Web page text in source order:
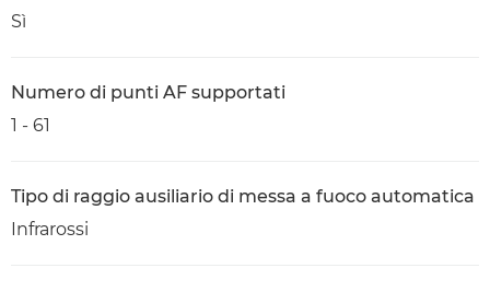
Sì
Numero di punti AF supportati
1 - 61
Tipo di raggio ausiliario di messa a fuoco automatica
Infrarossi